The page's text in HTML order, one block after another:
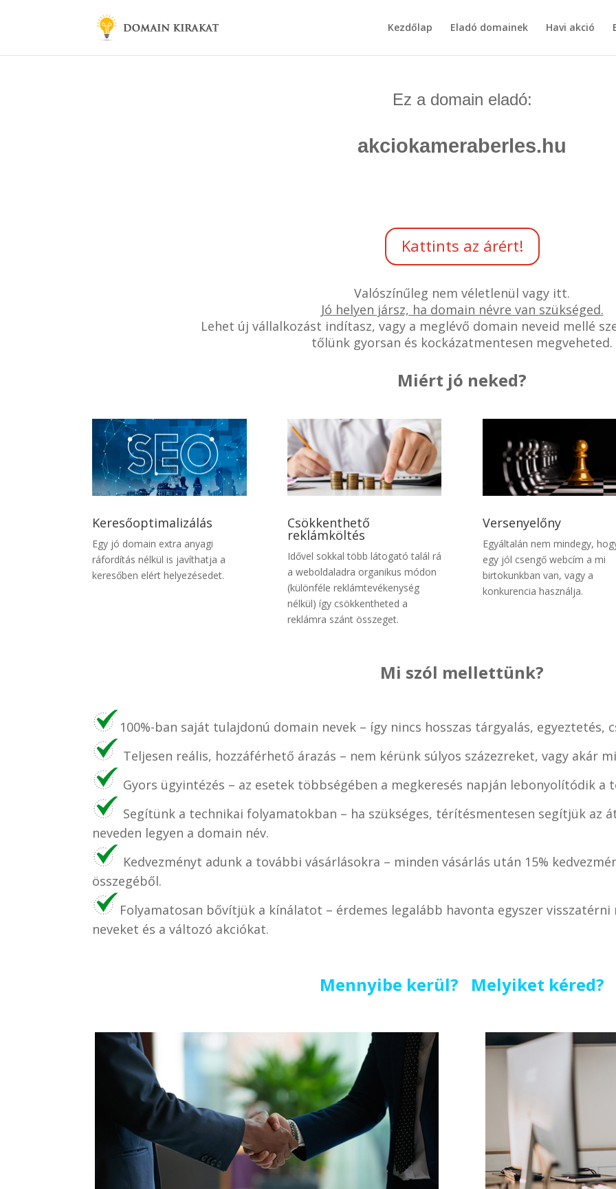
Kezdőlap Eladó domainek Havi akció
Ez a domain eladó:
akciokameraberles.hu
Kattints az árért!
Valószínűleg nem véletlenül vagy itt.
Jó helyen jársz, ha domain névre van szükséged.
Lehet új vállalkozást indítasz, vagy a meglévő domain neveid mellé
tőlünk gyorsan és kockázatmentesen megveheted.
Miért jó neked?
Keresőoptimalizálás
Egy jó domain extra anyagi
ráfordítás nélkül is javíthatja a
keresőben elért helyezésedet.
Csökkenthető
reklámköltés
Idővel sokkal több látogató talál rá
a weboldaladra organikus módon
(különféle reklámtevékenység
nélkül) így csökkentheted a
reklámra szánt összeget.
Versenyelőny
Egyáltalán nem mindegy,
egy jól csengő webcím a mi
birtokunkban van, vagy a
konkurencia használja.
Mi szól mellettünk?
100%-ban saját tulajdonú domain nevek – így nincs hosszas tárgyalás, egyeztetés,
Teljesen reális, hozzáférhető árazás – nem kérünk súlyos százezreket, vagy akár
Gyors ügyintézés – az esetek többségében a megkeresés napján lebonyolítódik a
Segítünk a technikai folyamatokban – ha szükséges, térítésmentesen segítjük az
neveden legyen a domain név.
Kedvezményt adunk a további vásárlásokra – minden vásárlás után 15%
összegéből.
Folyamatosan bővítjük a kínálatot – érdemes legalább havonta egyszer
neveket és a változó akciókat.
Mennyibe kerül? Melyiket kéred?